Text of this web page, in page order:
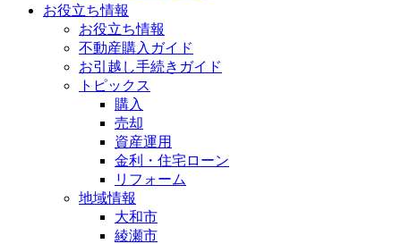
お役立ち情報
お役立ち情報
不動産購入ガイド
お引越し手続きガイド
トピックス
購入
売却
資産運用
金利・住宅ローン
リフォーム
地域情報
大和市
綾瀬市